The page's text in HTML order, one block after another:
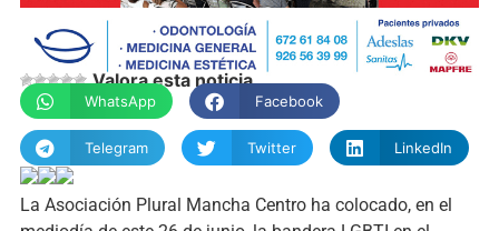
Valora esta noticia
WhatsApp Facebook
Telegram Twitter LinkedIn
La Asociación Plural Mancha Centro ha colocado, en el